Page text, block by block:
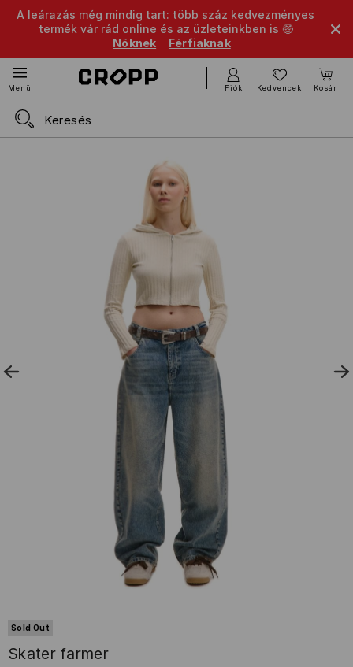
A leárazás még mindig tart: több száz kedvezményes
termék vár rád online és az üzleteinkben is 🤑
Nőknek
Férfiaknak
Menü Fiók Kedvencek Kosár
Sold Out
Skater farmer